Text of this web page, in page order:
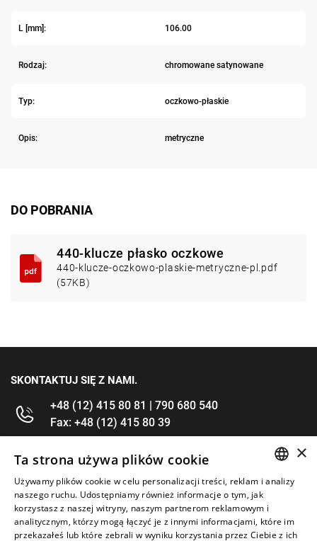
L [mm]: 106.00
Rodzaj: chromowane satynowane
Typ: oczkowo-płaskie
Opis: metryczne
DO POBRANIA
440-klucze płasko oczkowe
440-klucze-oczkowo-plaskie-metryczne-pl.pdf
(57KB)
SKONTAKTUJ SIĘ Z NAMI.
+48 (12) 415 80 81 | 790 680 540
Fax: +48 (12) 415 80 39
kontakt@im-narzedzia.pl
INFORMACJE
OFERTA
ENGLISH
×
Ta strona używa plików cookie
Używamy plików cookie w celu personalizacji treści, reklam i analizy
naszego ruchu. Udostępniamy również informacje o tym, jak
korzystasz z naszej witryny, naszym partnerom reklamowym i
analitycznym, którzy mogą łączyć je z innymi informacjami, które im
przekazałeś lub które zebrali w wyniku korzystania przez Ciebie z ich